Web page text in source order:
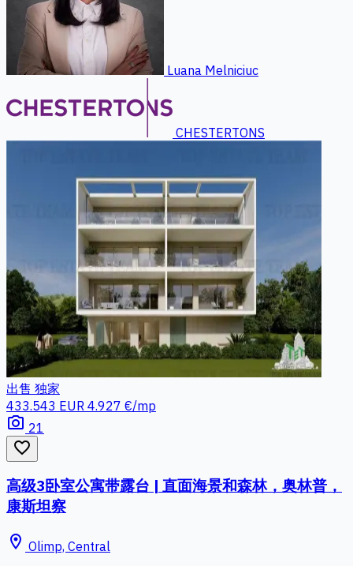
Luana Melniciuc
CHESTERTONS
出售 独家
433.543 EUR 4.927 €/mp
photo_camera 21
favorite_border
高级3卧室公寓带露台 | 直面海景和森林，奥林普，
康斯坦察
location_on Olimp, Central